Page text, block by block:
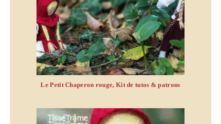
Le Petit Chaperon rouge, Kit de tutos & patrons